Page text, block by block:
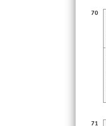
70
71